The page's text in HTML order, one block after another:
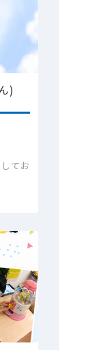
)
てお